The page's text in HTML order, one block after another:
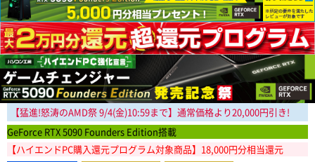
【猛進!怒涛のAMD祭9/4(金)10:59まで】通常価格より20,000円引き!
GeForce RTX 5090 Founders Edition搭載
【ハイエンドPC購入還元プログラム対象商品】18,000円分相当還元